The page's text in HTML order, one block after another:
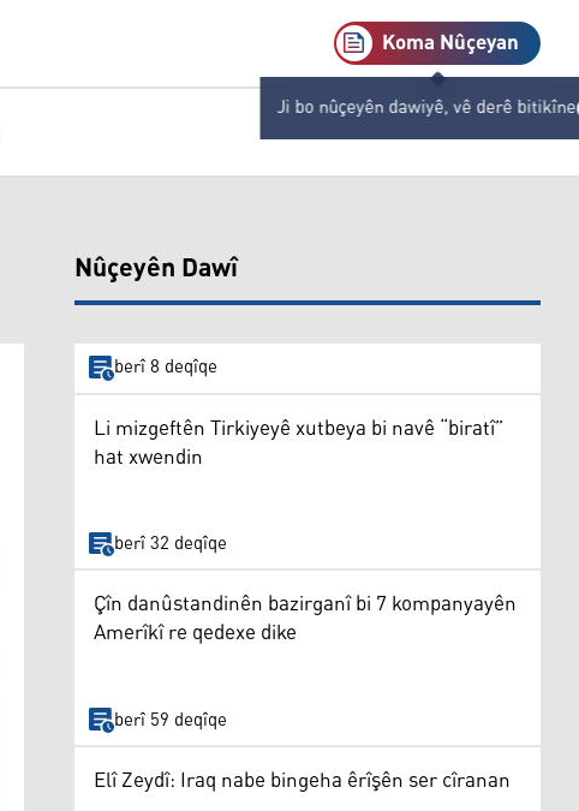
Koma Nûçeyan
Ji bo nûçeyên dawiyê, vê derê bitikîne
Nûçeyên Dawî
berî 8 deqîqe
Li mizgeftên Tirkiyeyê xutbeya bi navê “biratî”
hat xwendin
berî 32 deqîqe
Çîn danûstandinên bazirganî bi 7 kompanyayên
Amerîkî re qedexe dike
berî 59 deqîqe
Elî Zeydî: Iraq nabe bingeha êrîşên ser cîranan